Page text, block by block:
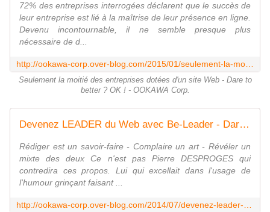
72% des entreprises interrogées déclarent que le succès de
leur entreprise est lié à la maîtrise de leur présence en ligne.
Devenu incontournable, il ne semble presque plus
nécessaire de d...
Seulement la moitié des entreprises dotées d'un site Web - Dare to
better ? OK ! - OOKAWA Corp.
Devenez LEADER du Web avec Be-Leader - Dare to be better ? OK ! - OOKAWA Corp.
Rédiger est un savoir-faire - Complaire un art - Révéler un
mixte des deux Ce n'est pas Pierre DESPROGES qui
contredira ces propos. Lui qui excellait dans l'usage de
l'humour grinçant faisant ...